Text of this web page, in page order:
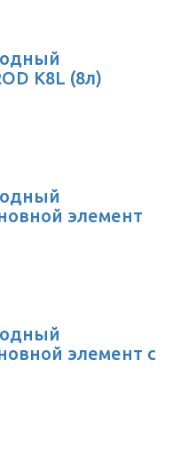
K8L (8л)
элемент
элемент с